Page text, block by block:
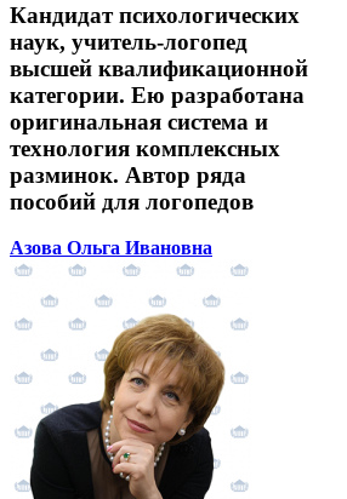
Кандидат психологических
наук, учитель-логопед
высшей квалификационной
категории. Ею разработана
оригинальная система и
технология комплексных
разминок. Автор ряда
пособий для логопедов
Азова Ольга Ивановна